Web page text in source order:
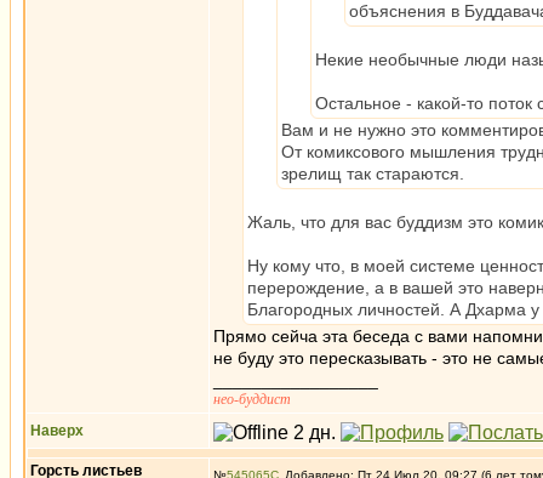
объяснения в
Некие необычные люди
Остальное - какой-то поток
Вам и не нужно это
От комиксового мышления
зрелищ так стараются.
Жаль, что для вас буддизм это
Ну кому что, в моей системе
перерождение, а в вашей это
Благородных личностей. А Дхарма
Прямо сейча эта беседа с вами
не буду это пересказывать - это не
нео-буддист
Наверх
Горсть листьев №545065 Добавлено: Пт 24 Июл 20, 09:27 (6 лет